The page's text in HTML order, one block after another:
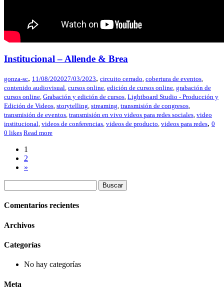
Institucional – Allende & Brea
gonza-sc, 11/08/202027/03/2023, circuito cerrado, cobertura de eventos,
contenido audiovisual, cursos online, edición de cursos online, grabación de
cursos online, Grabación y edición de cursos, Lightboard Studio - Producción y
Edición de Videos, storytelling, streaming, transmisión de congresos,
transmisión de eventos, transmisión en vivo videos para redes sociales, video
institucional, videos de conferencias, videos de producto, videos para redes, 0
0 likes Read more
1
2
»
Comentarios recientes
Archivos
Categorías
No hay categorías
Meta